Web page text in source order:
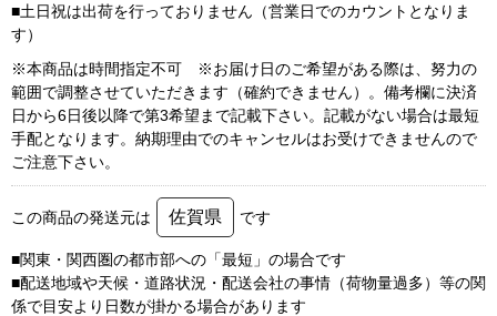
■土日祝は出荷を行っておりません（営業日でのカウントとなりま
す）
※本商品は時間指定不可 ※お届け日のご希望がある際は、努力の
範囲で調整させていただきます（確約できません）。備考欄に決済
日から6日後以降で第3希望まで記載下さい。記載がない場合は最短
手配となります。納期理由でのキャンセルはお受けできませんので
ご注意下さい。
この商品の発送元は 佐賀県 です
■関東・関西圏の都市部への「最短」の場合です
■配送地域や天候・道路状況・配送会社の事情（荷物量過多）等の関
係で目安より日数が掛かる場合があります